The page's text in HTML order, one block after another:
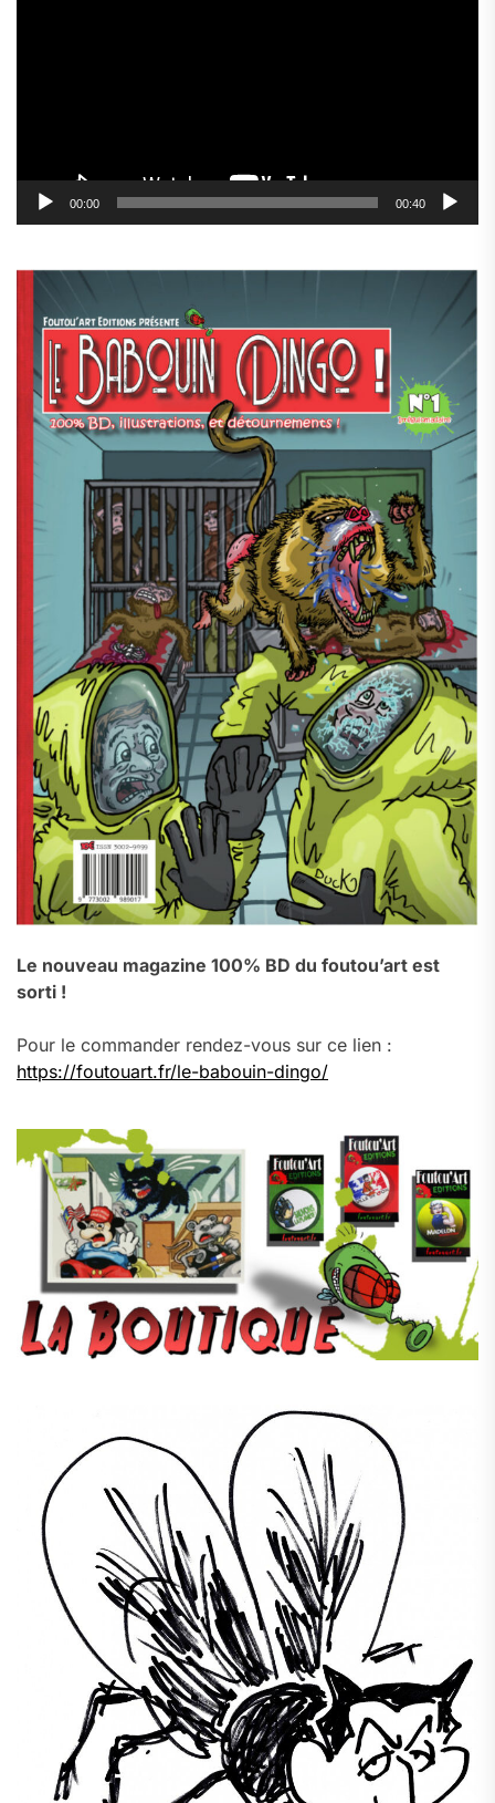
00:00 00:40
Le nouveau magazine 100% BD du foutou’art est
sorti !
Pour le commander rendez-vous sur ce lien :
https://foutouart.fr/le-babouin-dingo/